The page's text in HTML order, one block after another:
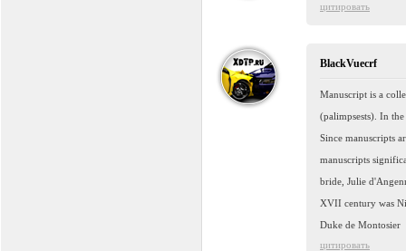
цитировать
BlackVuecrf
Manuscript is a
(palimpsests). In
Since manuscripts
manuscripts
bride, Julie
XVII century was
Duke de Montosier
цитировать